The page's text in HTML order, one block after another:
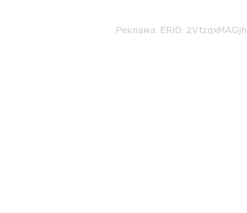
Реклама. ERID: 2VtzqxMAGjh